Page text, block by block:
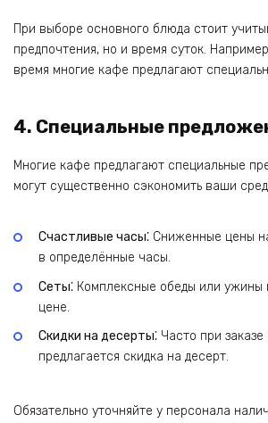
При выборе основного блюда стоит
предпочтения, но и время суток.
время многие кафе предлагают
4. Специальные
Многие кафе предлагают специальные
могут существенно сэкономить ваши
Счастливые часы⁚ Сниженные цены
в определённые часы.
Сеты⁚ Комплексные обеды или ужины
цене.
Скидки на десерты⁚ Часто при
предлагается скидка на десерт.
Обязательно уточняйте у персонала